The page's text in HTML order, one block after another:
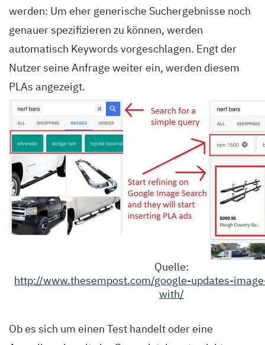
werden: Um eher generische Suchergebnisse noch
genauer spezifizieren zu können, werden
automatisch Keywords vorgeschlagen. Engt der
Nutzer seine Anfrage weiter ein, werden diesem
PLAs angezeigt.
Quelle:
http://www.thesempost.com/google-updates-
with/
Ob es sich um einen Test handelt oder eine